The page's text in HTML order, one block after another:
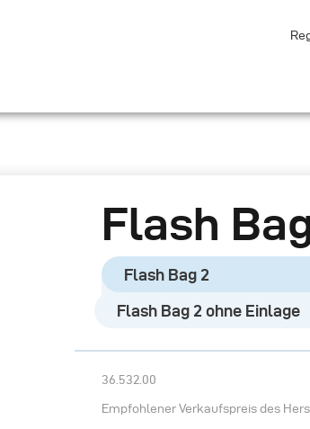
Flash
Flash Bag 2
Flash Bag 2 ohne Einlage
36.532.00
Empfohlener Verkaufspreis des